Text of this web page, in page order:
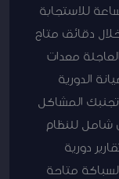
للاستجابة
دقائق متاح
معدات
الدورية
تجنبك المشاكل
شامل للنظام
دورية
متاحة